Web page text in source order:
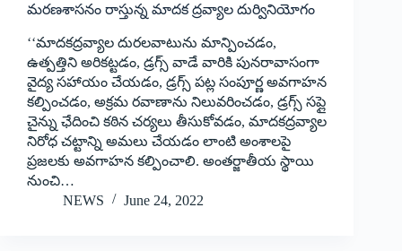
మరణశాసనం రాస్తున్న మాదక ద్రవ్యాల దుర్వినియోగం
‘‘‌మాదకద్రవ్యాల దురలవాటును మాన్పించడం,
ఉత్పత్తిని అరికట్టడం, డ్రగ్స్ ‌వాడే వారికి పునరావాసంగా
వైద్య సహాయం చేయడం, డ్రగ్స్ ‌పట్ల సంపూర్ణ అవగాహన
కల్పించడం, అక్రమ రవాణాను నిలువరించడం, డ్రగ్స్ ‌సప్లై
చైన్ను ఛేదించి కఠిన చర్యలు తీసుకోవడం, మాదకద్రవ్యాల
నిరోధ చట్టాన్ని అమలు చేయడం లాంటి అంశాలపై
ప్రజలకు అవగాహన కల్పించాలి. అంతర్జాతీయ స్థాయి
నుంచి…
NEWS
June 24, 2022